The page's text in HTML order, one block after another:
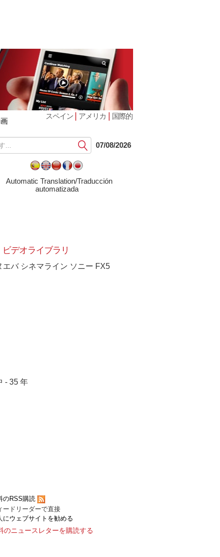
スペイン | アメリカ | 国際的
提
出
る
07/08/2026
Automatic Translation/Traducción
automatizada
ビデオライブラリ
エバ シネマライン ソニー FX5
- 35 年
のRSS購読
ードリーダーで直接
にウェブサイトを勧める
のニュースレターを購読する